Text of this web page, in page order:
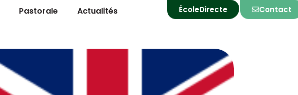
Pastorale
Actualités
ÉcoleDirecte Contact